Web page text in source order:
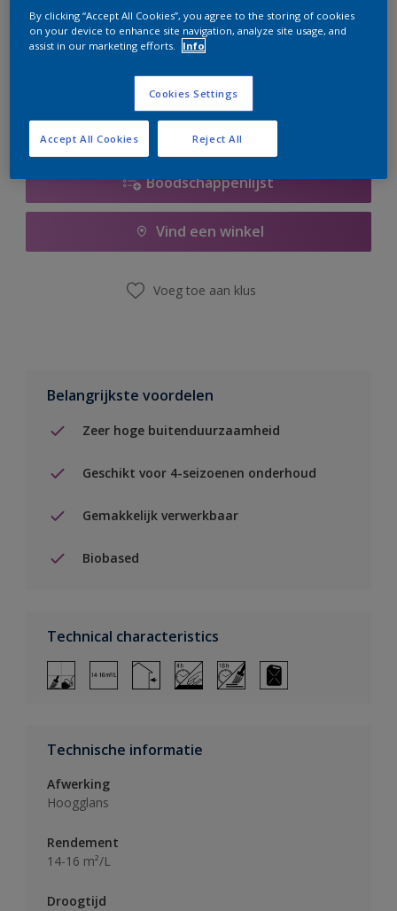
Op dit moment is het niet mogelijk dit product online
te bestellen. Houd de website in de gaten, we werken
Boodschappenlijst
Vind een winkel
Voeg toe aan klus
Belangrijkste voordelen
Zeer hoge buitenduurzaamheid
Geschikt voor 4-seizoenen onderhoud
Gemakkelijk verwerkbaar
Biobased
Technical characteristics
Technische informatie
Afwerking
Hoogglans
Rendement
14-16 m²/L
Droogtijd
By clicking “Accept All Cookies”, you agree to the storing of cookies
on your device to enhance site navigation, analyze site usage, and
assist in our marketing efforts.
Info
Cookies Settings
Reject All
Accept All Cookies